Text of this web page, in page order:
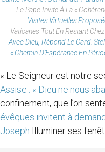
Le Pape Invite À La «
Visites Virtuelles
Vaticanes Tout En Restant
Avec Dieu, Répond Le Card.
« Chemin D’Espérance En
« Le Seigneur est notre
Assise : « Dieu ne nous
confinement, que l’on
évêques invitent à
Joseph Illuminer ses